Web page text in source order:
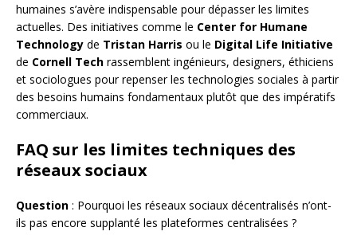
humaines s’avère indispensable pour dépasser les limites
actuelles. Des initiatives comme le Center for Humane
Technology de Tristan Harris ou le Digital Life Initiative
de Cornell Tech rassemblent ingénieurs, designers, éthiciens
et sociologues pour repenser les technologies sociales à partir
des besoins humains fondamentaux plutôt que des impératifs
commerciaux.
FAQ sur les limites techniques des
réseaux sociaux
Question : Pourquoi les réseaux sociaux décentralisés n’ont-
ils pas encore supplanté les plateformes centralisées ?